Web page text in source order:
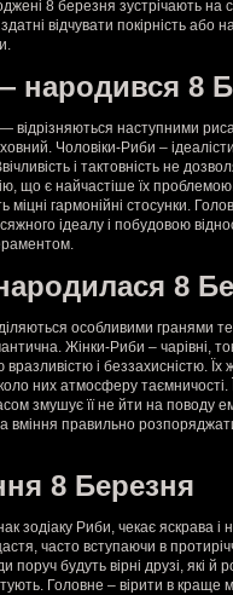
8 березня зустрічають на
відчувати покірність або
народився 8
відрізняються наступними
Чоловіки-Риби – ідеалісти
і тактовність не
що є найчастіше їх
міцні гармонійні стосунки.
ідеалу і побудовою
8
особливими гранями
Жінки-Риби – чарівні,
і беззахисністю. Їх
них атмосферу таємничості.
змушує її не йти на поводу
вміння правильно
8 Березня
зодіаку Риби, чекає яскрава і
часто вступаючи в
будуть вірні друзі, які й
Головне – вірити в краще